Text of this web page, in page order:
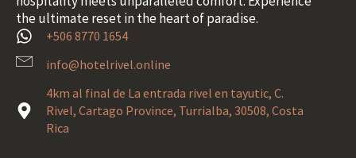
the ultimate reset in the heart of paradise.
+506 8770 1654
info@hotelrivel.online
4km al final de La entrada rivel en tayutic, C.
Rivel, Cartago Province, Turrialba, 30508, Costa
Rica